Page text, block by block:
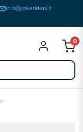
info@jokeriders.fr
0